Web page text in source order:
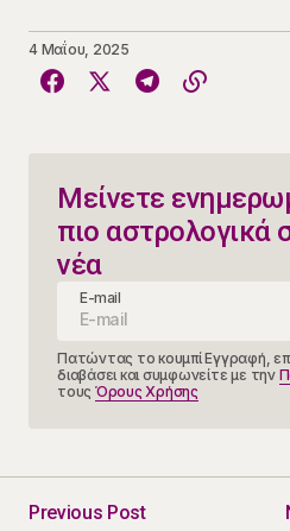
4 Μαΐου, 2025
Μείνετε
πιο αστρολογικά
νέα
E-mail
Πατώντας το κουμπί Εγγραφή,
διαβάσει και συμφωνείτε με την
τους Όρους Χρήσης
Previous Post